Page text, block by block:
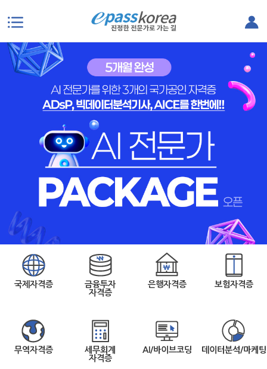
본문으로 바로가기
국제자격증
금융투자
자격증
은행자격증 보험자격증
무역자격증
세무회계
자격증
AI/바이브코딩 데이터분석/마케팅